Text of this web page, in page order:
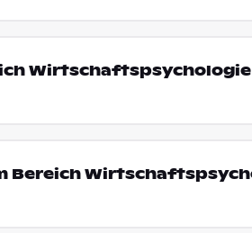
Wirtschaftspsychologie
Bereich